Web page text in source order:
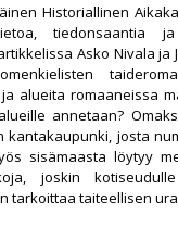
Historiallinen
tiedonsaantia
Asko Nivala ja
alueita romaaneissa
annetaan?
kantakaupunki, josta
sisämaasta löytyy
joskin
tarkoittaa taiteellisen